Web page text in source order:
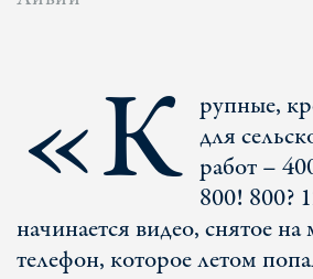
«К рупные,
для
работ –
800! 800?
начинается видео, снятое
телефон, которое летом